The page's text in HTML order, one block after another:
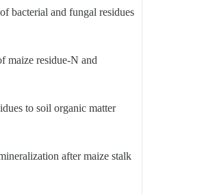
bacterial and fungal residues
maize residue-N and
to soil organic matter
after maize stalk